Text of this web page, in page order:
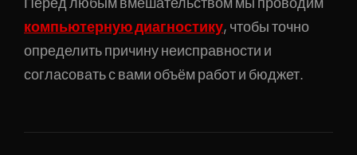
Перед любым вмешательством мы проводим
компьютерную диагностику, чтобы точно
определить причину неисправности и
согласовать с вами объём работ и бюджет.